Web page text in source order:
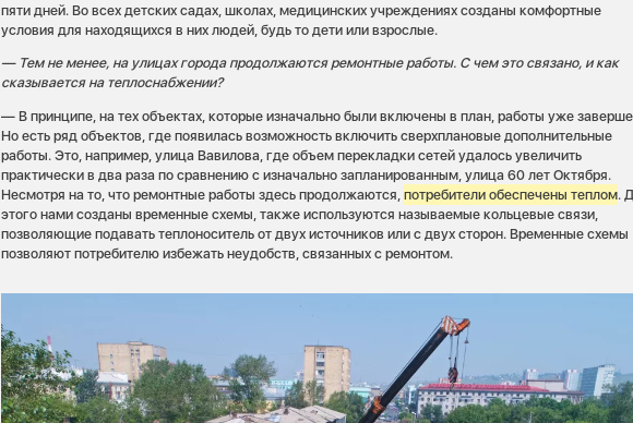
пяти дней. Во всех детских садах, школах, медицинских учреждениях созданы комфортные
условия для находящихся в них людей, будь то дети или взрослые.
— Тем не менее, на улицах города продолжаются ремонтные работы. С чем это связано, и как
сказывается на теплоснабжении?
— В принципе, на тех объектах, которые изначально были включены в план, работы уже
Но есть ряд объектов, где появилась возможность включить сверхплановые дополнительные
работы. Это, например, улица Вавилова, где объем перекладки сетей удалось увеличить
практически в два раза по сравнению с изначально запланированным, улица 60 лет Октября.
Несмотря на то, что ремонтные работы здесь продолжаются,потребители обеспечены теплом.
этого нами созданы временные схемы, также используются называемые кольцевые связи,
позволяющие подавать теплоноситель от двух источников или с двух сторон. Временные схемы
позволяют потребителю избежать неудобств, связанных с ремонтом.